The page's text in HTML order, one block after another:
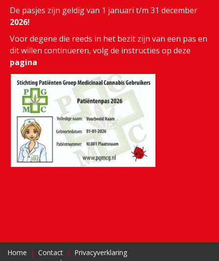
De pasjes zijn geldig van 1 januari t/m 31 december
2026!
Voor degene die reeds in het bezit zijn van een pas en
dit willen continueren, volg de instructies op deze
pagina
Home Contact
Privacyverklaring